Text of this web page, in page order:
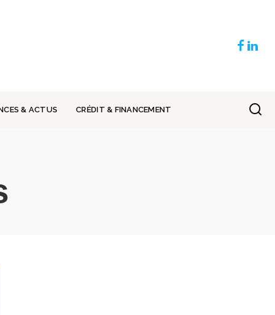
& ACTUS CRÉDIT & FINANCEMENT